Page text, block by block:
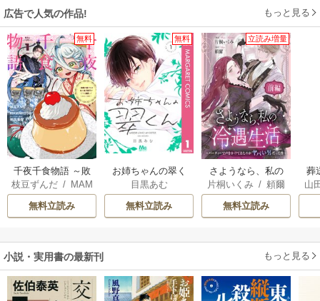
広告で人気の作品! もっと見る
無料
千夜千食物語 ～敗
国の姫ですが氷の
皇子殿下がどうも
溺愛してくれてい
枝豆ずんだ/ MAM
AKOTO / 鴉羽凛燈
無料立読み
無料
お姉ちゃんの翠く
ん
目黒あむ
無料立読み
立読み増量
さようなら、私の
冷遇生活 ～パーテ
ィーで声をかけて
きたのがヤバい男
片桐いくみ /頼爾
無料立読み
葬
山
小説・実用書の最新刊 もっと見る